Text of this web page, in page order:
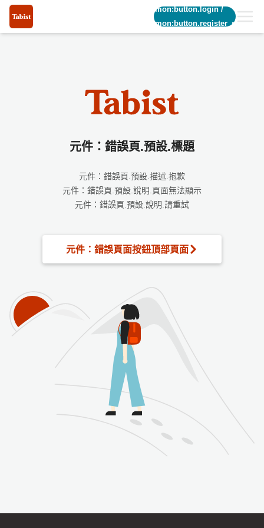
common:button.login/
common:button.register_short
元件：錯誤頁.預設.標題
元件：錯誤頁.預設.描述.抱歉
元件：錯誤頁.預設.說明.頁面無法顯示
元件：錯誤頁.預設.說明.請重試
元件：錯誤頁面按鈕頂部頁面